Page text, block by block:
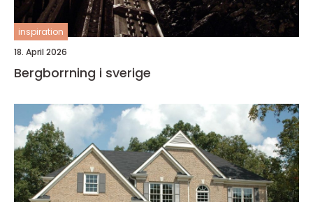
inspiration
18. April 2026
Bergborrning i sverige